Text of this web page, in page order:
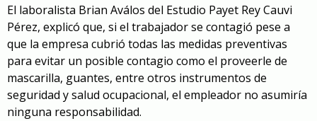
El laboralista Brian Aválos del Estudio Payet Rey Cauvi
Pérez, explicó que, si el trabajador se contagió pese a
que la empresa cubrió todas las medidas preventivas
para evitar un posible contagio como el proveerle de
mascarilla, guantes, entre otros instrumentos de
seguridad y salud ocupacional, el empleador no asumiría
ninguna responsabilidad.